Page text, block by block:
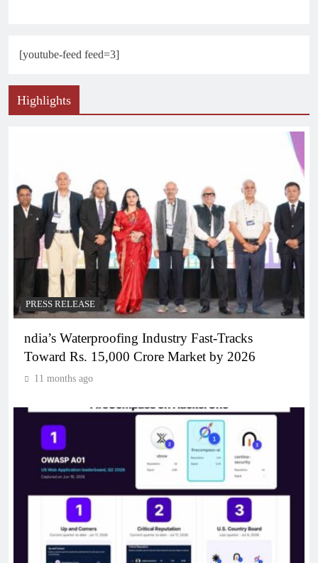
[youtube-feed feed=3]
Highlights
PRESS RELEASE
ndia’s Waterproofing Industry Fast-Tracks
Toward Rs. 15,000 Crore Market by 2026
11 months ago